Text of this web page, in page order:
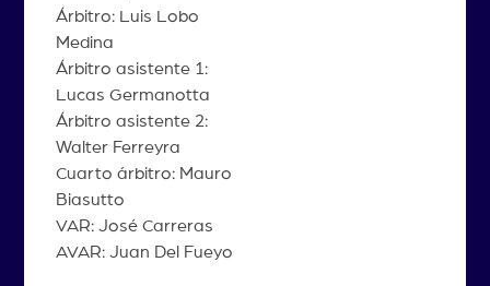
Árbitro: Luis Lobo
Medina
Árbitro asistente 1:
Lucas Germanotta
Árbitro asistente 2:
Walter Ferreyra
Cuarto árbitro: Mauro
Biasutto
VAR: José Carreras
AVAR: Juan Del Fueyo